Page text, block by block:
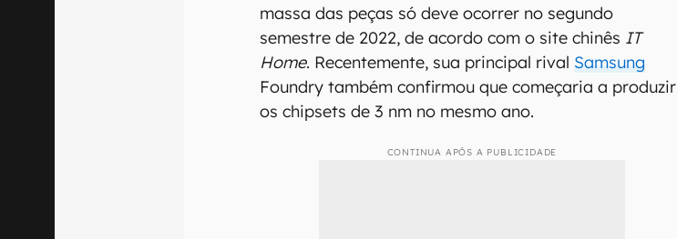
massa das peças só deve ocorrer no segundo
semestre de 2022, de acordo com o site chinês IT
Home. Recentemente, sua principal rival Samsung
Foundry também confirmou que começaria a produzir
os chipsets de 3 nm no mesmo ano.
CONTINUA APÓS A PUBLICIDADE